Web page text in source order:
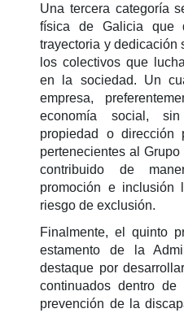
Una tercera categoría
física de Galicia que
trayectoria y dedicación
los colectivos que
en la sociedad. Un
empresa,
economía social,
propiedad o dirección
pertenecientes al
contribuido de
promoción e inclusión
riesgo de exclusión.
Finalmente, el quinto
estamento de la
destaque por
continuados dentro
prevención de la